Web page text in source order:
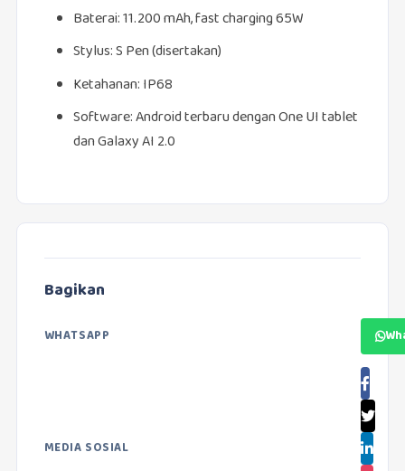
Baterai: 11.200 mAh, fast charging 65W
Stylus: S Pen (disertakan)
Ketahanan: IP68
Software: Android terbaru dengan One UI tablet
dan Galaxy AI 2.0
Bagikan
WHATSAPP
MEDIA SOSIAL